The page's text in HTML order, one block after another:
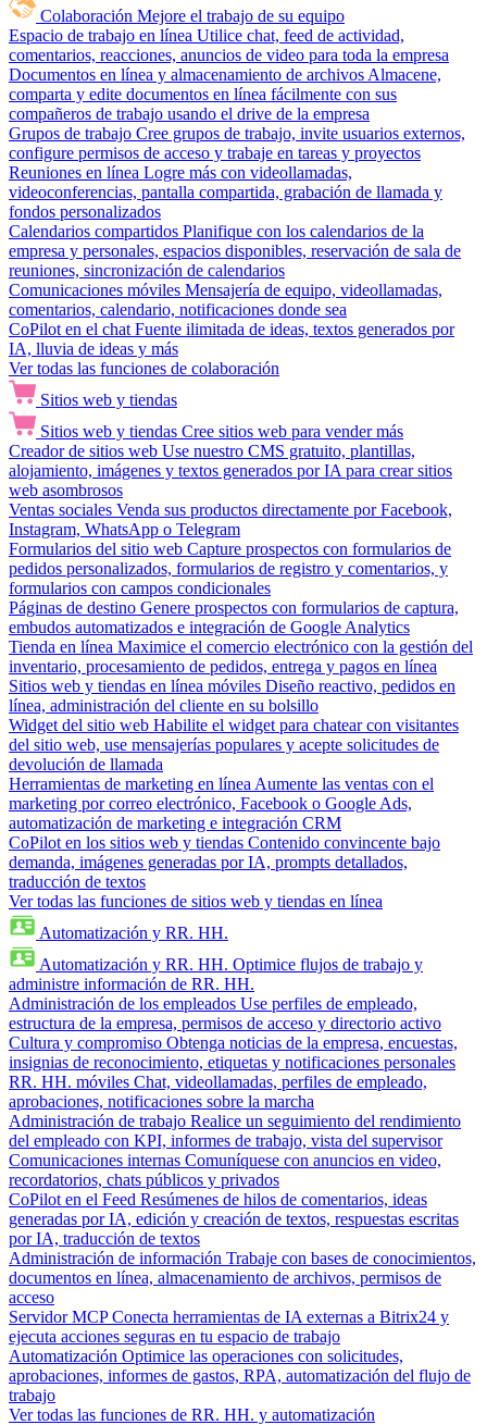
Colaboración Mejore el trabajo de su equipo
Espacio de trabajo en línea Utilice chat, feed de actividad,
comentarios, reacciones, anuncios de video para toda la empresa
Documentos en línea y almacenamiento de archivos Almacene,
comparta y edite documentos en línea fácilmente con sus
compañeros de trabajo usando el drive de la empresa
Grupos de trabajo Cree grupos de trabajo, invite usuarios externos,
configure permisos de acceso y trabaje en tareas y proyectos
Reuniones en línea Logre más con videollamadas,
videoconferencias, pantalla compartida, grabación de llamada y
fondos personalizados
Calendarios compartidos Planifique con los calendarios de la
empresa y personales, espacios disponibles, reservación de sala de
reuniones, sincronización de calendarios
Comunicaciones móviles Mensajería de equipo, videollamadas,
comentarios, calendario, notificaciones donde sea
CoPilot en el chat Fuente ilimitada de ideas, textos generados por
IA, lluvia de ideas y más
Ver todas las funciones de colaboración
Sitios web y tiendas
Sitios web y tiendas Cree sitios web para vender más
Creador de sitios web Use nuestro CMS gratuito, plantillas,
alojamiento, imágenes y textos generados por IA para crear sitios
web asombrosos
Ventas sociales Venda sus productos directamente por Facebook,
Instagram, WhatsApp o Telegram
Formularios del sitio web Capture prospectos con formularios de
pedidos personalizados, formularios de registro y comentarios, y
formularios con campos condicionales
Páginas de destino Genere prospectos con formularios de captura,
embudos automatizados e integración de Google Analytics
Tienda en línea Maximice el comercio electrónico con la gestión del
inventario, procesamiento de pedidos, entrega y pagos en línea
Sitios web y tiendas en línea móviles Diseño reactivo, pedidos en
línea, administración del cliente en su bolsillo
Widget del sitio web Habilite el widget para chatear con visitantes
del sitio web, use mensajerías populares y acepte solicitudes de
devolución de llamada
Herramientas de marketing en línea Aumente las ventas con el
marketing por correo electrónico, Facebook o Google Ads,
automatización de marketing e integración CRM
CoPilot en los sitios web y tiendas Contenido convincente bajo
demanda, imágenes generadas por IA, prompts detallados,
traducción de textos
Ver todas las funciones de sitios web y tiendas en línea
Automatización y RR. HH.
Automatización y RR. HH. Optimice flujos de trabajo y
administre información de RR. HH.
Administración de los empleados Use perfiles de empleado,
estructura de la empresa, permisos de acceso y directorio activo
Cultura y compromiso Obtenga noticias de la empresa, encuestas,
insignias de reconocimiento, etiquetas y notificaciones personales
RR. HH. móviles Chat, videollamadas, perfiles de empleado,
aprobaciones, notificaciones sobre la marcha
Administración de trabajo Realice un seguimiento del rendimiento
del empleado con KPI, informes de trabajo, vista del supervisor
Comunicaciones internas Comuníquese con anuncios en video,
recordatorios, chats públicos y privados
CoPilot en el Feed Resúmenes de hilos de comentarios, ideas
generadas por IA, edición y creación de textos, respuestas escritas
por IA, traducción de textos
Administración de información Trabaje con bases de conocimientos,
documentos en línea, almacenamiento de archivos, permisos de
acceso
Servidor MCP Conecta herramientas de IA externas a Bitrix24 y
ejecuta acciones seguras en tu espacio de trabajo
Automatización Optimice las operaciones con solicitudes,
aprobaciones, informes de gastos, RPA, automatización del flujo de
trabajo
Ver todas las funciones de RR. HH. y automatización